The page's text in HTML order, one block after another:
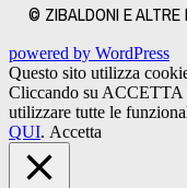
© ZIBALDONI E ALTRE
powered by WordPress
Questo sito utilizza
Cliccando su ACCETTA
utilizzare tutte le
QUI. Accetta